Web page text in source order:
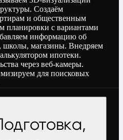
Создаём
и общественным
планировки с вариантами
информацию об
школы, магазины. Внедряем
ипотеки.
через веб-камеры.
для поисковых